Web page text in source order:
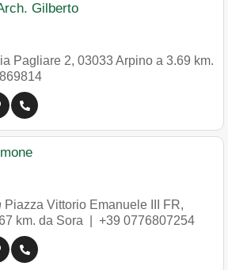
Gilberto
Pagliare 2, 03033Arpino a 3.69 km.
Piazza Vittorio Emanuele III FR,
km. da Sora | +39 0776807254